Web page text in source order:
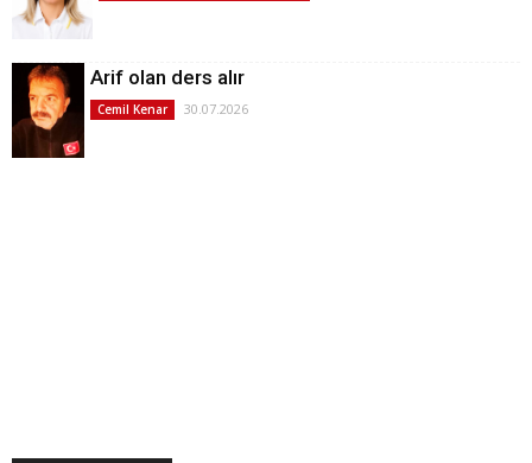
Arif olan ders alır
Cemil Kenar 30.07.2026